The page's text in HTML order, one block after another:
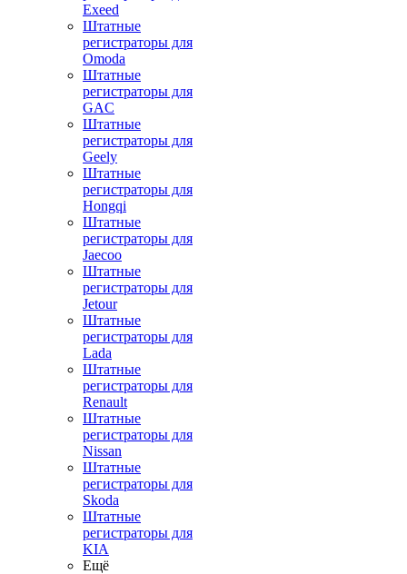
Exeed
Штатные
регистраторы для
Omoda
Штатные
регистраторы для
GAC
Штатные
регистраторы для
Geely
Штатные
регистраторы для
Hongqi
Штатные
регистраторы для
Jaecoo
Штатные
регистраторы для
Jetour
Штатные
регистраторы для
Lada
Штатные
регистраторы для
Renault
Штатные
регистраторы для
Nissan
Штатные
регистраторы для
Skoda
Штатные
регистраторы для
KIA
Ещё